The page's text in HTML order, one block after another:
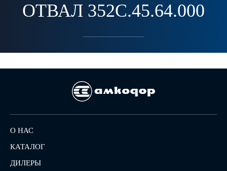
ОТВАЛ 352С.45.64.000
О НАС
КАТАЛОГ
ДИЛЕРЫ